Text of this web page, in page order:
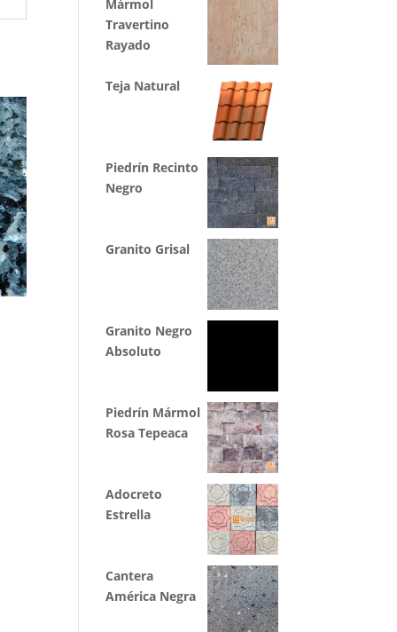
Mármol
Travertino
Rayado
Teja Natural
Piedrín Recinto
Negro
Granito Grisal
Granito Negro
Absoluto
Piedrín Mármol
Rosa Tepeaca
Adocreto
Estrella
Cantera
América Negra